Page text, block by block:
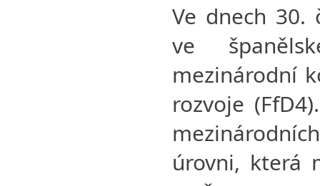
Ve dnech 30.
ve
mezinárodní
rozvoje
úrovni, která